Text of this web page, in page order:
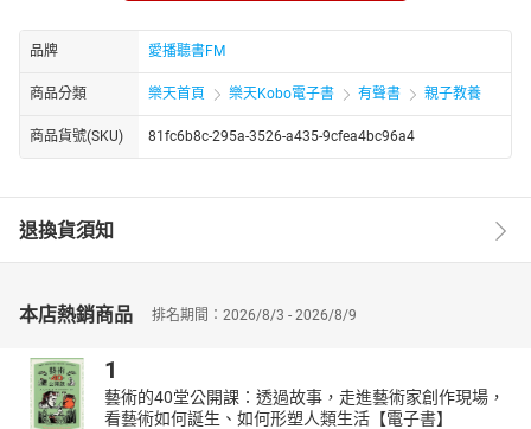
章05苦兒流浪記第05章06苦兒流浪記第06章07苦兒流浪記第07章
08苦兒流浪記第08章09苦兒流浪記第09章10苦兒流浪記第10章11
苦兒流浪記第11章12苦兒流浪記第12章13苦兒流浪記第13章14苦
兒流浪記第14章15苦兒流浪記第15章16苦兒流浪記第16章17苦兒
流浪記第17章18苦兒流浪記第18章19苦兒流浪記第19章20苦兒流
品牌 愛播聽書FM
商品分類 樂天首頁 樂天Kobo電子書 有聲書 親子教養
商品貨號(SKU) 81fc6b8c-295a-3526-a435-9cfea4bc96a4
退換貨須知
本店熱銷商品 排名期間：2026/8/3 - 2026/8/9
1
藝術的40堂公開課：透過故事，走進藝術家創作現場，
看藝術如何誕生、如何形塑人類生活【電子書】